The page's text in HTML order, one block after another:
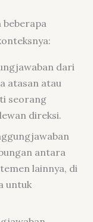
beberapa
dari
atasan atau
seorang
direksi.
antara
lainnya, di
untuk